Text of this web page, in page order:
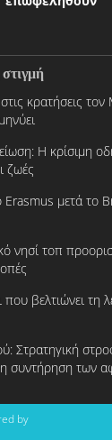
κρατήσεις
Η κρίσιμη
ζωές
Erasmus μετά το
νησί τοπ
που βελτιώνει τη
Στρατηγική
συντήρηση των
by